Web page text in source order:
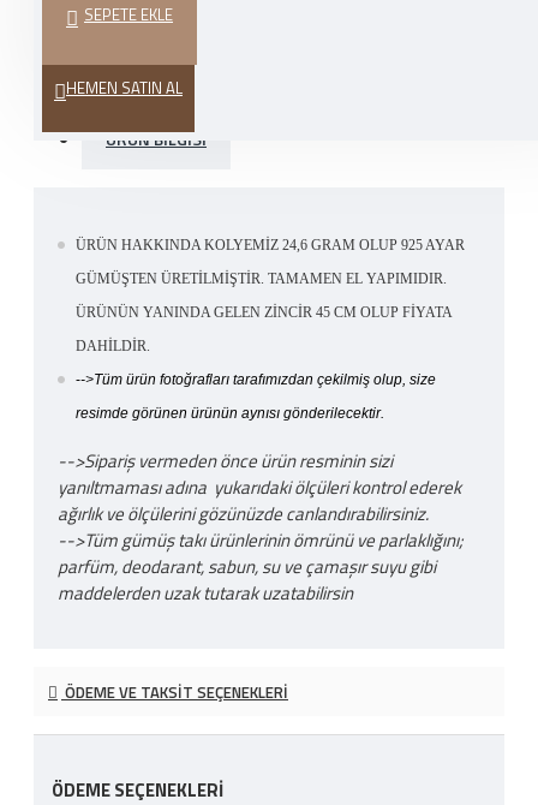
SEPETE EKLE
HEMEN SATIN AL
HEDIYE PAKETI
ÜRÜN BILGISI
ÜRÜN HAKKINDA KOLYEMİZ 24,6 GRAM OLUP 925 AYAR
GÜMÜŞTEN ÜRETİLMİŞTİR. TAMAMEN EL YAPIMIDIR.
ÜRÜNÜN YANINDA GELEN ZİNCİR 45 CM OLUP FİYATA
DAHİLDİR.
-->Tüm ürün fotoğrafları tarafımızdan çekilmiş olup, size
resimde görünen ürünün aynısı gönderilecektir.
-->Sipariş vermeden önce ürün resminin sizi
yanıltmaması adına yukarıdaki ölçüleri kontrol ederek
ağırlık ve ölçülerini gözünüzde canlandırabilirsiniz.
-->Tüm gümüş takı ürünlerinin ömrünü ve parlaklığını;
parfüm, deodarant, sabun, su ve çamaşır suyu gibi
maddelerden uzak tutarak uzatabilirsin
ÖDEME VE TAKSIT SEÇENEKLERI
ÖDEME SEÇENEKLERI